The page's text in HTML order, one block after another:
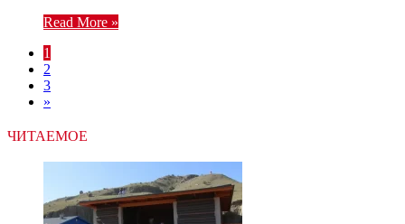
Read More »
1
2
3
»
ЧИТАЕМОЕ